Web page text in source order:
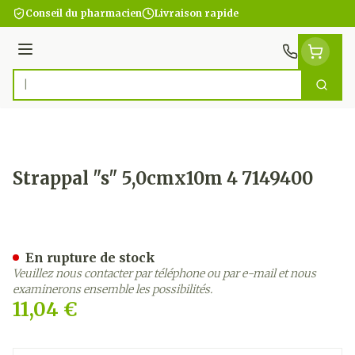
Aller au contenu
Conseil du pharmacien Livraison rapide
Menu
Rechercher
Strappal "s" 5,0cmx10m 4 7149400
11,04 €
En rupture de stock
Veuillez nous contacter par téléphone ou par e-mail et nous
examinerons ensemble les possibilités.